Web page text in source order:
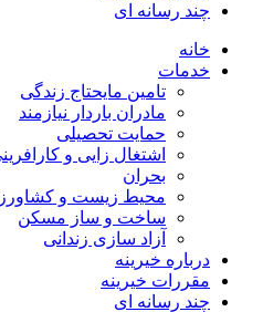
چند رسانه ای
خانه
خدمات
تامین مایحتاج زندگی
مادران باردار نیازمند
حمایت تحصیلی
اشتغال زایی و
بحران
محیط زیست و
ساخت و ساز مسکن
آزاد سازی زندانی
درباره خیرینه
مقررات خیرینه
چند رسانه ای